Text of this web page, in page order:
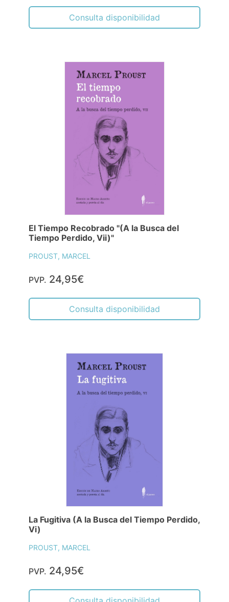
Consulta disponibilidad
El Tiempo Recobrado "(A la Busca del
Tiempo Perdido, Vii)"
PROUST, MARCEL
PVP. 24,95€
Consulta disponibilidad
La Fugitiva (A la Busca del Tiempo Perdido,
Vi)
PROUST, MARCEL
PVP. 24,95€